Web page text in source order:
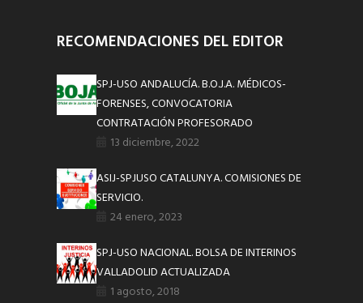
RECOMENDACIONES DEL EDITOR
SPJ-USO ANDALUCÍA. B.O.J.A. MÉDICOS-
FORENSES, CONVOCATORIA
CONTRATACIÓN PROFESORADO
13 diciembre, 2022
ASIJ-SPJUSO CATALUNYA. COMISIONES DE
SERVICIO.
24 enero, 2023
SPJ-USO NACIONAL. BOLSA DE INTERINOS
VALLADOLID ACTUALIZADA
1 agosto, 2018